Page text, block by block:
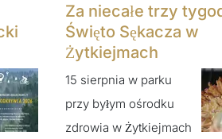
Za niecałe trzy
Święto Sękacza w
Żytkiejmach
15 sierpnia w parku
przy byłym ośrodku
zdrowia w Żytkiejmach